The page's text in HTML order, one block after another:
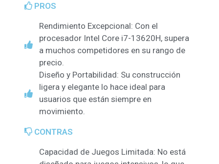
PROS
Rendimiento Excepcional: Con el
procesador Intel Core i7-13620H, supera
a muchos competidores en su rango de
precio.
Diseño y Portabilidad: Su construcción
ligera y elegante lo hace ideal para
usuarios que están siempre en
movimiento.
CONTRAS
Capacidad de Juegos Limitada: No está